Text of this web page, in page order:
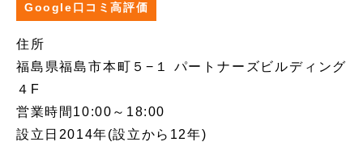
Google口コミ高評価
住所
福島県福島市本町５−１ パートナーズビルディング
４F
営業時間 10:00～18:00
設立日 2014年(設立から12年)